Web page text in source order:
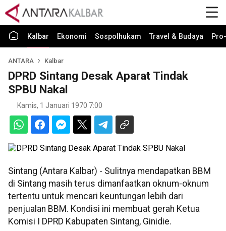
Kalbar Ekonomi Sospolhukam Travel & Budaya
ANTARA Kalbar
DPRD Sintang Desak Aparat Tindak
SPBU Nakal
Kamis, 1 Januari 1970 7:00
Sintang (Antara Kalbar) - Sulitnya mendapatkan BBM
di Sintang masih terus dimanfaatkan oknum-oknum
tertentu untuk mencari keuntungan lebih dari
penjualan BBM. Kondisi ini membuat gerah Ketua
Komisi I DPRD Kabupaten Sintang, Ginidie.